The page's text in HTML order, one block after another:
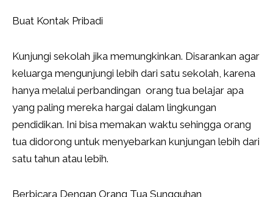
Buat Kontak Pribadi
Kunjungi sekolah jika memungkinkan. Disarankan agar
keluarga mengunjungi lebih dari satu sekolah, karena
hanya melalui perbandingan orang tua belajar apa
yang paling mereka hargai dalam lingkungan
pendidikan. Ini bisa memakan waktu sehingga orang
tua didorong untuk menyebarkan kunjungan lebih dari
satu tahun atau lebih.
Berbicara Dengan Orang Tua Sungguhan